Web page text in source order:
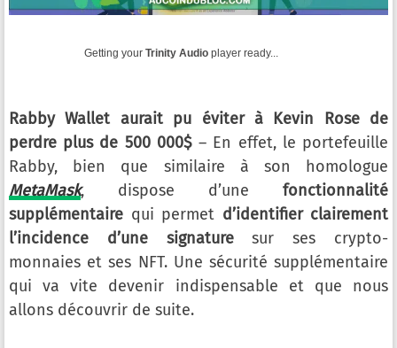
Getting your Trinity Audio player ready...
Rabby Wallet aurait pu éviter à Kevin Rose de
perdre plus de 500 000$– En effet, le portefeuille
Rabby, bien que similaire à son homologue
MetaMask, dispose d’une fonctionnalité
supplémentaire qui permet d’identifier clairement
l’incidence d’une signaturesur ses crypto-
monnaies et ses NFT. Une sécurité supplémentaire
qui va vite devenir indispensable et que nous
allons découvrir de suite.